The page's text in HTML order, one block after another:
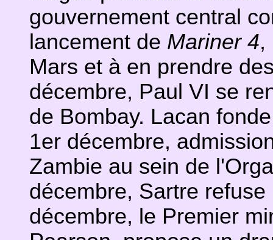
gouvernement central
lancement de Mariner 4,
Mars et à en prendre
décembre, Paul VI se
de Bombay. Lacan
1er décembre,
Zambie au sein de
décembre, Sartre
décembre, le Premier